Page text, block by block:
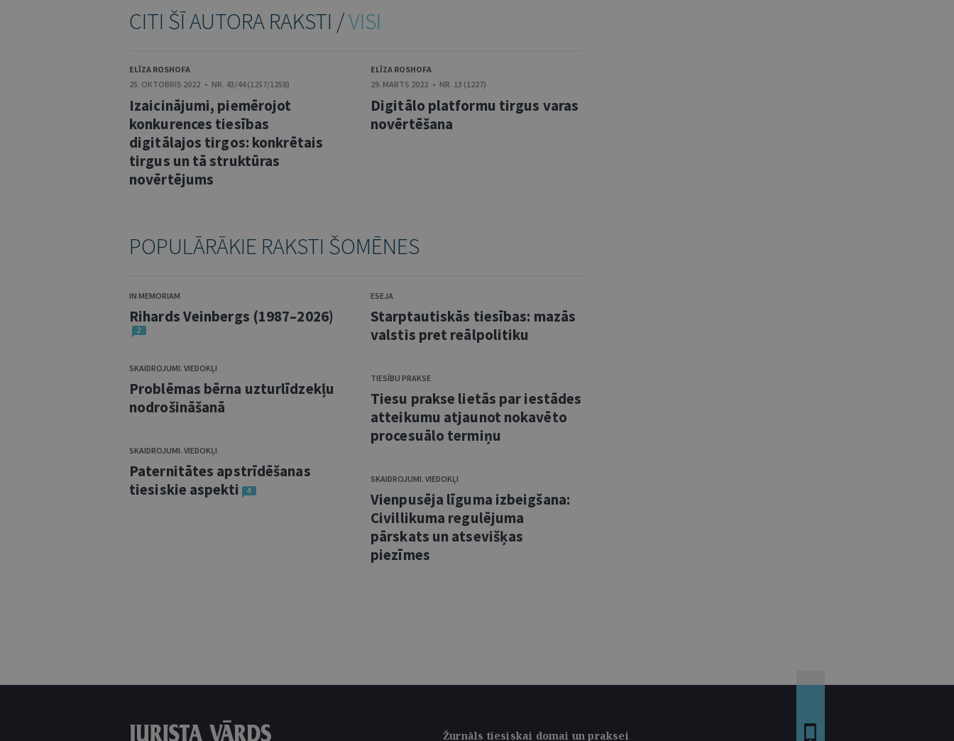
CITI ŠĪ AUTORA RAKSTI /VISI
ELĪZA ROSHOFA
25. OKTOBRIS 2022 • NR. 43/44 (1257/1258)
Izaicinājumi, piemērojot
konkurences tiesības
digitālajos tirgos: konkrētais
tirgus un tā struktūras
novērtējums
ELĪZA ROSHOFA
29. MARTS 2022 • NR. 13 (1227)
Digitālo platformu tirgus varas
novērtēšana
POPULĀRĀKIE RAKSTI ŠOMĒNES
IN MEMORIAM
Rihards Veinbergs (1987–2026)
2
SKAIDROJUMI. VIEDOKĻI
Problēmas bērna uzturlīdzekļu
nodrošināšanā
SKAIDROJUMI. VIEDOKĻI
Paternitātes apstrīdēšanas
tiesiskie aspekti
4
ESEJA
Starptautiskās tiesības: mazās
valstis pret reālpolitiku
TIESĪBU PRAKSE
Tiesu prakse lietās par iestādes
atteikumu atjaunot nokavēto
procesuālo termiņu
SKAIDROJUMI. VIEDOKĻI
Vienpusēja līguma izbeigšana:
Civillikuma regulējuma
pārskats un atsevišķas
piezīmes
Žurnāls tiesiskai domai un praksei